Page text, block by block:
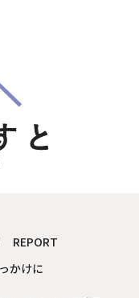
REPORT
かけに